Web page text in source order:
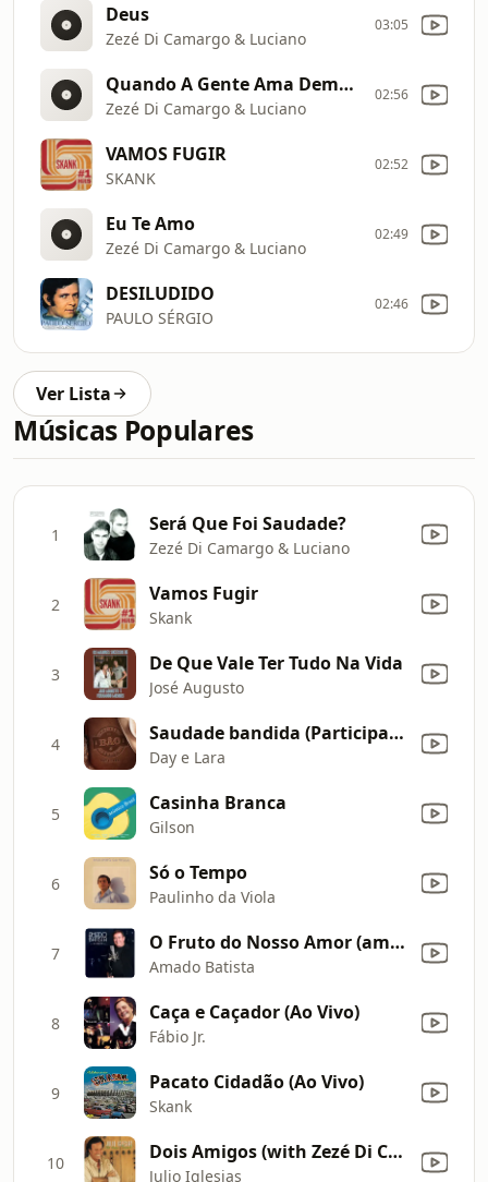
Deus
Zezé Di Camargo & Luciano
03:05
Quando A Gente Ama Demais
Zezé Di Camargo & Luciano
02:56
VAMOS FUGIR
SKANK
02:52
Eu Te Amo
Zezé Di Camargo & Luciano
02:49
DESILUDIDO
PAULO SÉRGIO
02:46
Ver Lista
Músicas Populares
1 Será Que Foi Saudade?
Zezé Di Camargo & Luciano
2 Vamos Fugir
Skank
3 De Que Vale Ter Tudo Na Vida
José Augusto
4 Saudade bandida (Participação especial de Zezé Di Camargo & Luciano) [Ao vivo] [feat. Zezé Di Camargo & Luciano]
Day e Lara
5 Casinha Branca
Gilson
6 Só o Tempo
Paulinho da Viola
7 O Fruto do Nosso Amor (amor Perfeito)
Amado Batista
8 Caça e Caçador (Ao Vivo)
Fábio Jr.
9 Pacato Cidadão (Ao Vivo)
Skank
10 Dois Amigos (with Zezé Di Camargo & Luciano)
Julio Iglesias